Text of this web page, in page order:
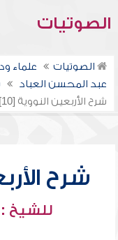
الصوتيات
الصوتيات علماء
عبد المحسن العباد
شرح الأربعين النووية [10]
شرح
للشيخ :